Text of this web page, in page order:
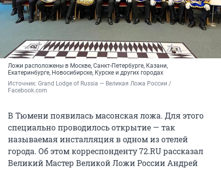
Ложи расположены в Москве, Санкт-Петербурге, Казани,
Екатеринбурге, Новосибирске, Курске и других городах
Источник: Grand Lodge of Russia — Великая Ложа России /
Facebook.com
В Тюмени появилась масонская ложа. Для этого
специально проводилось открытие — так
называемая инсталляция в одном из отелей
города. Об этом корреспонденту 72.RU рассказал
Великий Мастер Великой Ложи России Андрей